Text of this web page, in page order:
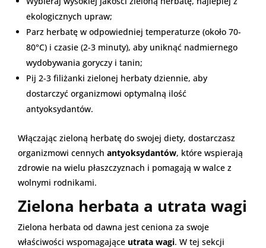
ekologicznych upraw;
Parz herbatę w odpowiedniej temperaturze (około 70-
80°C) i czasie (2-3 minuty), aby uniknąć nadmiernego
wydobywania goryczy i tanin;
Pij 2-3 filiżanki zielonej herbaty dziennie, aby
dostarczyć organizmowi optymalną ilość
antyoksydantów.
Włączając zieloną herbatę do swojej diety, dostarczasz
organizmowi cennych antyoksydantów, które wspierają
zdrowie na wielu płaszczyznach i pomagają w walce z
wolnymi rodnikami.
Zielona herbata a utrata wagi
Zielona herbata od dawna jest ceniona za swoje
właściwości wspomagające utrata wagi. W tej sekcji